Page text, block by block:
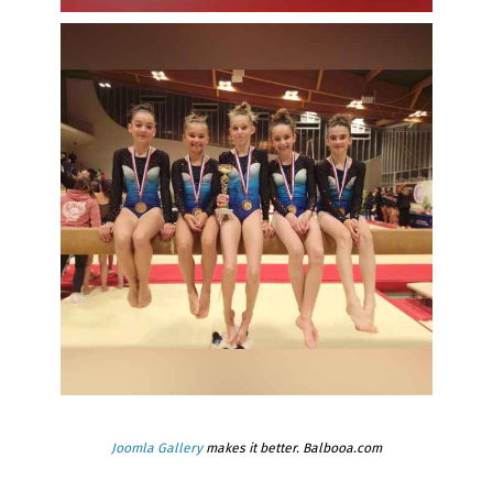
Joomla Gallerymakes it better. Balbooa.com